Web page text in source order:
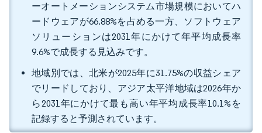
ーオートメーションシステム市場規模においてハ
ードウェアが66.88%を占める一方、ソフトウェア
ソリューションは2031年にかけて年平均成長率
9.6%で成長する見込みです。
地域別では、北米が2025年に31.75%の収益シェア
でリードしており、アジア太平洋地域は2026年か
ら2031年にかけて最も高い年平均成長率10.1%を
記録すると予測されています。